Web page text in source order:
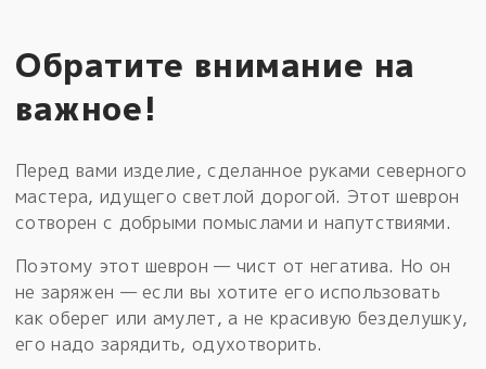
Обратите внимание на
важное!
Перед вами изделие, сделанное руками северного
мастера, идущего светлой дорогой. Этот шеврон
сотворен с добрыми помыслами и напутствиями.
Поэтому этот шеврон — чист от негатива. Но он
не заряжен — если вы хотите его использовать
как оберег или амулет, а не красивую безделушку,
его надо зарядить, одухотворить.